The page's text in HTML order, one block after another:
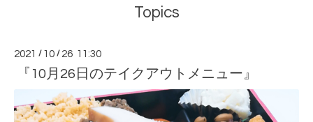
Topics
2021 / 10 / 26 11:30
『10月26日のテイクアウトメニュー』